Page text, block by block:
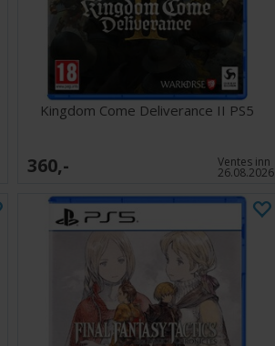
Kingdom Come Deliverance II PS5
360,- Ventes inn
26.08.2026